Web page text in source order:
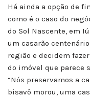
Há ainda a opção de
como é o caso do
do Sol Nascente, em
um casarão
região e decidem
do imóvel que parece
“Nós preservamos a
bisavô morou, uma